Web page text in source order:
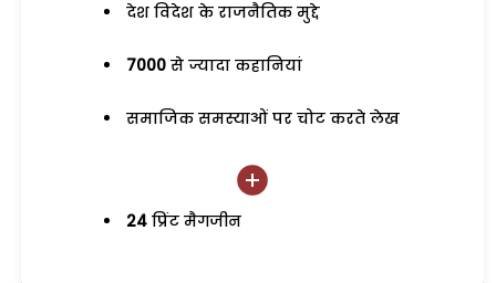
देश विदेश के राजनैतिक मुद्दे
7000 से ज्यादा कहानियां
समाजिक समस्याओं पर चोट करते लेख
24 प्रिंट मैगजीन